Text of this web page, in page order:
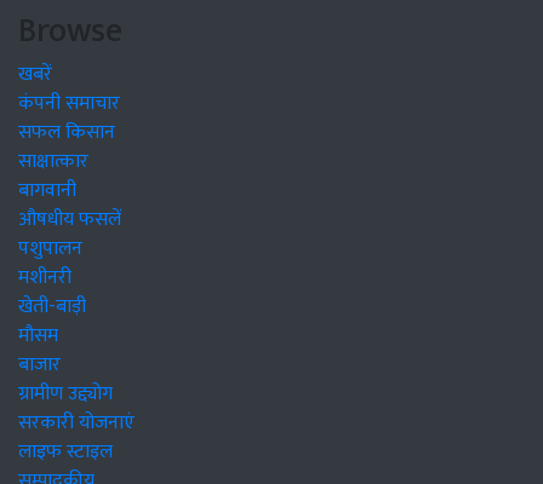
Browse
खबरें
कंपनी समाचार
सफल किसान
साक्षात्कार
बागवानी
औषधीय फसलें
पशुपालन
मशीनरी
खेती-बाड़ी
मौसम
बाजार
ग्रामीण उद्द्योग
सरकारी योजनाएं
लाइफ स्टाइल